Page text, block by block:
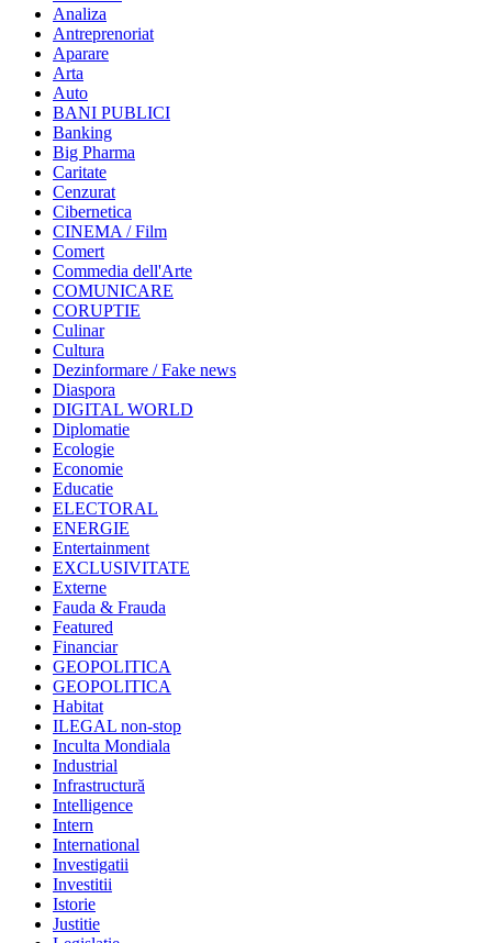
Analiza
Antreprenoriat
Aparare
Arta
Auto
BANI PUBLICI
Banking
Big Pharma
Caritate
Cenzurat
Cibernetica
CINEMA / Film
Comert
Commedia dell'Arte
COMUNICARE
CORUPTIE
Culinar
Cultura
Dezinformare / Fake news
Diaspora
DIGITAL WORLD
Diplomatie
Ecologie
Economie
Educatie
ELECTORAL
ENERGIE
Entertainment
EXCLUSIVITATE
Externe
Fauda & Frauda
Featured
Financiar
GEOPOLITICA
GEOPOLITICA
Habitat
ILEGAL non-stop
Inculta Mondiala
Industrial
Infrastructură
Intelligence
Intern
International
Investigatii
Investitii
Istorie
Justitie